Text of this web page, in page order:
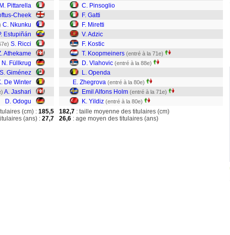
M. Pittarella
Cheek
C. Nkunku
Estupiñán
S. Ricci
Athekame
N. Füllkrug
S. Giménez
De Winter
A. Jashari
D. Odogu
C. Pinsoglio
F. Gatti
F. Miretti
V. Adzic
F. Kostic
T. Koopmeiners (entré à la 71e)
D. Vlahovic (entré à la 88e)
L. Openda
E. Zhegrova (entré à la 80e)
Emil Alfons Holm (entré à la 71e)
K. Yildiz (entré à la 80e)
(cm) : 185,5
(ans) : 27,7
182,7 : taille moyenne des titulaires (cm)
26,6 : age moyen des titulaires (ans)